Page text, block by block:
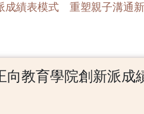
成績表模式 重塑親子溝通
向教育學院創新派